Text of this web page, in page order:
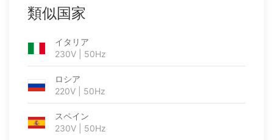
類似国家
イタリア
230V | 50Hz
ロシア
220V | 50Hz
スペイン
230V | 50Hz